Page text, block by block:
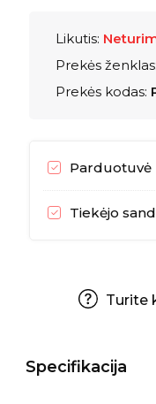
Likutis:
Prekės ženklas:
Prekės kodas:
Parduotuvė
Tiekėjo
Turite
Specifikacija